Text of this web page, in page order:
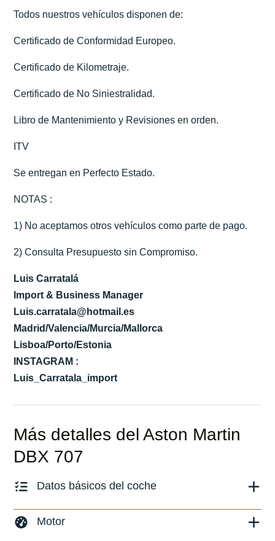
Todos nuestros vehículos disponen de:
Certificado de Conformidad Europeo.
Certificado de Kilometraje.
Certificado de No Siniestralidad.
Libro de Mantenimiento y Revisiones en orden.
ITV
Se entregan en Perfecto Estado.
NOTAS :
1) No aceptamos otros vehículos como parte de pago.
2) Consulta Presupuesto sin Compromiso.
Luis Carratalá
Import & Business Manager
Luis.carratala@hotmail.es
Madrid/Valencia/Murcia/Mallorca
Lisboa/Porto/Estonia
INSTAGRAM :
Luis_Carratala_import
Más detalles del Aston Martin
DBX 707
Datos básicos del coche
Marca y modelo:
Motor